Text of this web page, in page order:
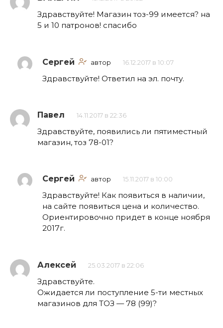
Здравствуйте! Магазин тоз-99 имеется? на
5 и 10 патронов! спасибо
Сергей автор 16.12.2017 в 10:07
Здравствуйте! Ответил на эл. почту.
Павел 14.11.2017 в 22:36
Здравствуйте, появились ли пятиместный
магазин, тоз 78-01?
Сергей автор 15.11.2017 в 10:00
Здравствуйте! Как появиться в наличии,
на сайте появиться цена и количество.
Ориентировочно придет в конце ноября
2017г.
Алексей 25.03.2017 в 22:06
Здравствуйте.
Ожидается ли поступление 5-ти местных
магазинов для ТОЗ — 78 (99)?